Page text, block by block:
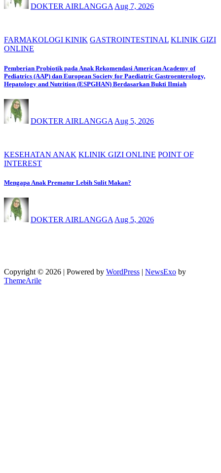
DOKTER AIRLANGGA Aug 7, 2026
FARMAKOLOGI KINIK GASTROINTESTINAL KLINIK GIZI
ONLINE
Pemberian Probiotik pada Anak Rekomendasi American Academy of
Pediatrics (AAP) dan European Society for Paediatric Gastroenterology,
Hepatology and Nutrition (ESPGHAN) Berdasarkan Bukti Ilmiah
DOKTER AIRLANGGA Aug 5, 2026
KESEHATAN ANAK KLINIK GIZI ONLINE POINT OF
INTEREST
Mengapa Anak Prematur Lebih Sulit Makan?
DOKTER AIRLANGGA Aug 5, 2026
Copyright © 2026 | Powered by WordPress | NewsExo by
ThemeArile